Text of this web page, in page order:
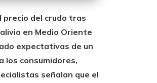
precio del crudo tras
en Medio Oriente
expectativas de un
los consumidores,
señalan que el